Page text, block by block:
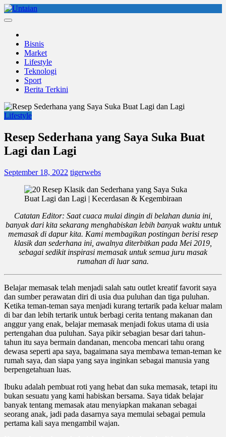
Skip
to
Bisnis
Market
Lifestyle
Teknologi
Sport
Berita Terkini
Lifestyle
Resep Sederhana yang Saya Suka Buat
Lagi dan Lagi
September 18, 2022 tigerwebs
Catatan Editor: Saat cuaca mulai dingin di belahan dunia ini,
banyak dari kita sekarang menghabiskan lebih banyak waktu untuk
memasak di dapur kita. Kami membagikan postingan berisi resep
klasik dan sederhana ini, awalnya diterbitkan pada Mei 2019,
sebagai sedikit inspirasi memasak untuk semua juru masak
rumahan di luar sana.
Belajar memasak telah menjadi salah satu outlet kreatif favorit saya
dan sumber perawatan diri di usia dua puluhan dan tiga puluhan.
Ketika teman-teman saya menjadi kurang tertarik pada keluar malam
di bar dan lebih tertarik untuk berbagi cerita tentang makanan dan
anggur yang enak, belajar memasak menjadi fokus utama di usia
pertengahan dua puluhan. Saya pikir sebagian besar dari tahun-
tahun itu saya bermain dandanan, mencoba mencari tahu orang
dewasa seperti apa saya, bagaimana saya membawa teman-teman ke
rumah saya, dan siapa yang saya inginkan sebagai manusia yang
berpengetahuan luas.
Ibuku adalah pembuat roti yang hebat dan suka memasak, tetapi itu
bukan sesuatu yang kami habiskan bersama. Saya tidak belajar
banyak tentang memasak atau menyiapkan makanan sebagai
seorang anak, jadi pada dasarnya saya memulai sebagai pemula
pertama kali saya mengambil wajan.